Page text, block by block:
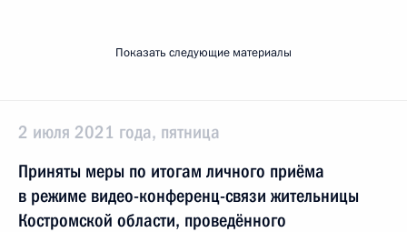
Показать следующие материалы
2 июля 2021 года, пятница
Приняты меры по итогам личного приёма
в режиме видео-конференц-связи жительницы
Костромской области, проведённого